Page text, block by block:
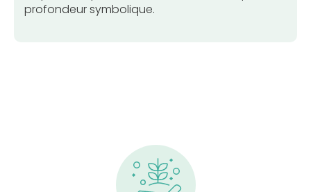
profondeur symbolique.